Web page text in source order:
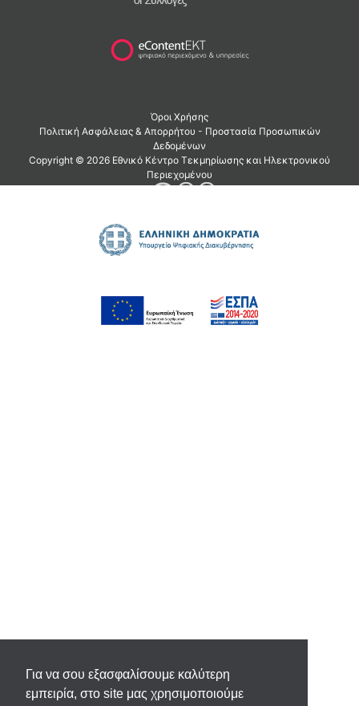
Για να σου εξασφαλίσουμε καλύτερη
εμπειρία, στο site μας χρησιμοποιούμε